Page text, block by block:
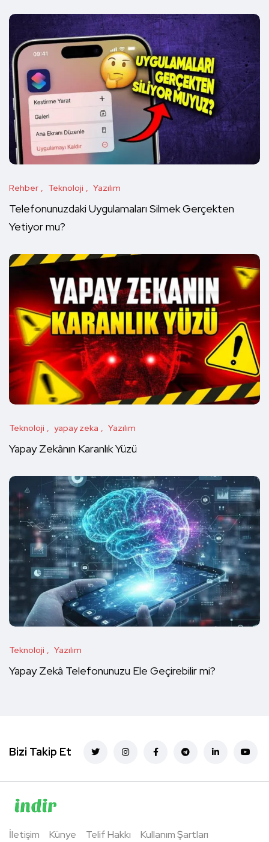
Rehber Teknoloji Yazılım
Telefonunuzdaki Uygulamaları Silmek Gerçekten
Yetiyor mu?
Teknoloji yapay zeka Yazılım
Yapay Zekânın Karanlık Yüzü
Teknoloji Yazılım
Yapay Zekâ Telefonunuzu Ele Geçirebilir mi?
Bizi Takip Et
İletişim Künye Telif Hakkı Kullanım Şartları